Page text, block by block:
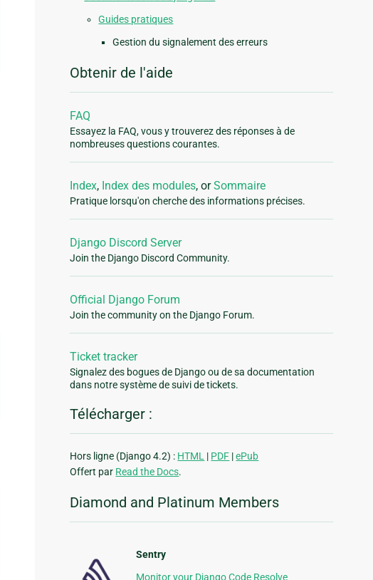
Guides pratiques
Gestion du signalement des erreurs
Obtenir de l'aide
FAQ
Essayez la FAQ, vous y trouverez des réponses à de
nombreuses questions courantes.
Index, Index des modules, orSommaire
Pratique lorsqu'on cherche des informations précises.
Django Discord Server
Join the Django Discord Community.
Official Django Forum
Join the community on the Django Forum.
Ticket tracker
Signalez des bogues de Django ou de sa documentation
dans notre système de suivi de tickets.
Télécharger :
Hors ligne (Django 4.2) : HTML | PDF |ePub
Offert par Read the Docs.
Diamond and Platinum Members
Sentry
Monitor your Django Code Resolve